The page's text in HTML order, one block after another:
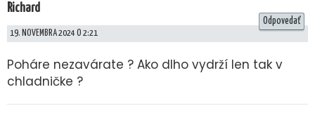
Richard
19. NOVEMBRA 2024 O 2:21
Poháre nezavárate ? Ako dlho vydrží len tak v
chladničke ?
Odpovedať